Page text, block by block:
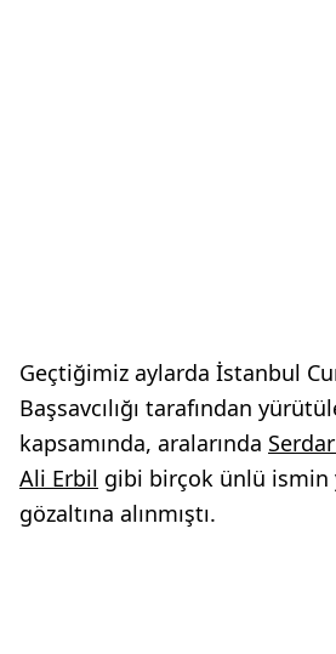
Geçtiğimiz aylarda İstanbul
Başsavcılığı tarafından
kapsamında, aralarında
Ali Erbil gibi birçok ünlü ismin
gözaltına alınmıştı.